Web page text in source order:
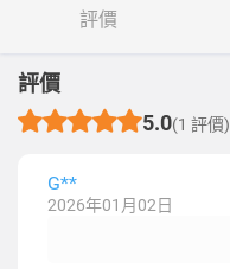
評價
評價
5.0(1 評價)
G**
2026年01月02日